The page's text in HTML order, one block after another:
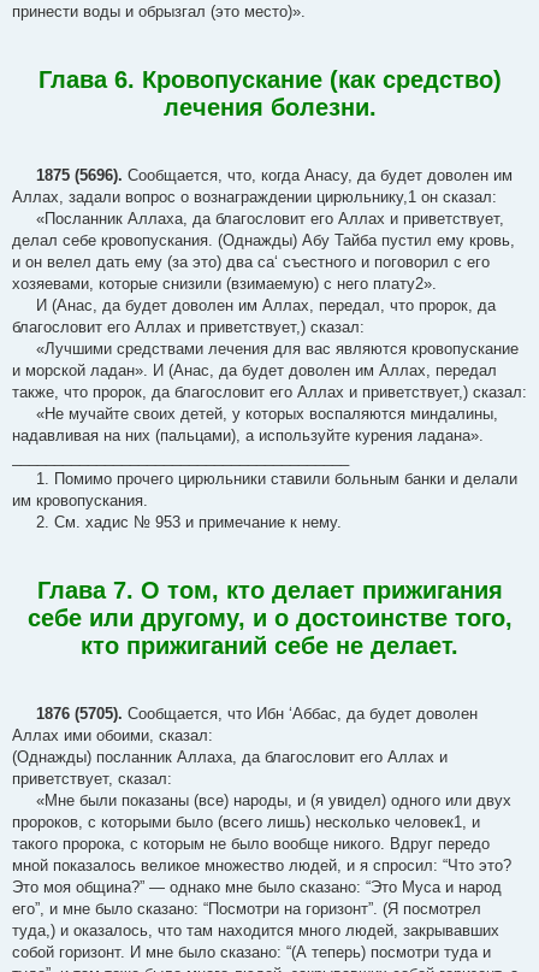
принести воды и обрызгал (это место)».
Глава 6. Кровопускание (как средство)
лечения болезни.
1875 (5696). Сообщается, что, когда Анасу, да будет доволен им
Аллах, задали вопрос о вознаграждении цирюльнику,1 он сказал:
«Посланник Аллаха, да благословит его Аллах и приветствует,
делал себе кровопускания. (Однажды) Абу Тайба пустил ему кровь,
и он велел дать ему (за это) два са‘ съестного и поговорил с его
хозяевами, которые снизили (взимаемую) с него плату2».
И (Анас, да будет доволен им Аллах, передал, что пророк, да
благословит его Аллах и приветствует,) сказал:
«Лучшими средствами лечения для вас являются кровопускание
и морской ладан». И (Анас, да будет доволен им Аллах, передал
также, что пророк, да благословит его Аллах и приветствует,) сказал:
«Не мучайте своих детей, у которых воспаляются миндалины,
надавливая на них (пальцами), а используйте курения ладана».
1. Помимо прочего цирюльники ставили больным банки и делали
им кровопускания.
2. См. хадис № 953 и примечание к нему.
Глава 7. О том, кто делает прижигания
себе или другому, и о достоинстве того,
кто прижиганий себе не делает.
1876 (5705). Сообщается, что Ибн ‘Аббас, да будет доволен
Аллах ими обоими, сказал:
(Однажды) посланник Аллаха, да благословит его Аллах и
приветствует, сказал:
«Мне были показаны (все) народы, и (я увидел) одного или двух
пророков, с которыми было (всего лишь) несколько человек1, и
такого пророка, с которым не было вообще никого. Вдруг передо
мной показалось великое множество людей, и я спросил: “Что это?
Это моя община?” — однако мне было сказано: “Это Муса и народ
его”, и мне было сказано: “Посмотри на горизонт”. (Я посмотрел
туда,) и оказалось, что там находится много людей, закрывавших
собой горизонт. И мне было сказано: “(А теперь) посмотри туда и